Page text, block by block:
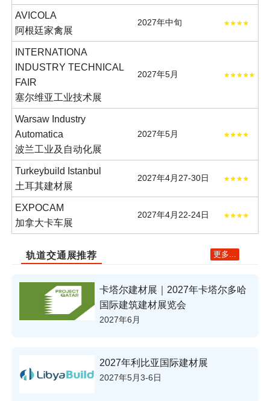
AVICOLA
阿根廷家禽展
2027年中旬
INTERNATIONA
INDUSTRY TECHNICAL
FAIR
塞尔维亚工业技术展
2027年5月
Warsaw Industry
Automatica
波兰工业及自动化展
2027年5月
Turkeybuild Istanbul
土耳其建材展
2027年4月27-30日
EXPOCAM
加拿大卡车展
2027年4月22-24日
轨道交通展推荐 更多...
卡塔尔建材展｜2027年卡塔尔多哈
国际建筑建材展览会
2027年6月
2027年利比亚国际建材展
2027年5月3-6日